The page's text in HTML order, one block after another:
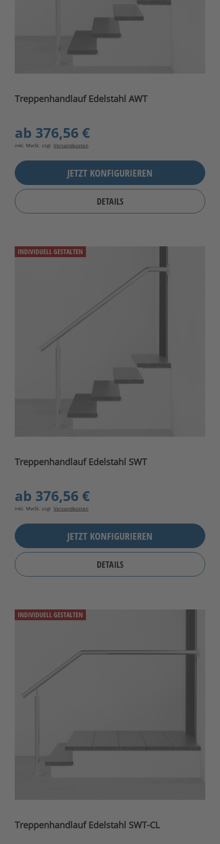
Treppenhandlauf Edelstahl AWT
ab 376,56 €
inkl. MwSt. zzgl. Versandkosten
JETZT KONFIGURIEREN
DETAILS
INDIVIDUELL GESTALTEN
Treppenhandlauf Edelstahl SWT
ab 376,56 €
inkl. MwSt. zzgl. Versandkosten
JETZT KONFIGURIEREN
DETAILS
INDIVIDUELL GESTALTEN
Treppenhandlauf Edelstahl SWT-CL